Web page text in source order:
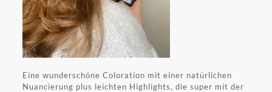
Eine wunderschöne Coloration mit einer natürlichen
Nuancierung plus leichten Highlights, die super mit der